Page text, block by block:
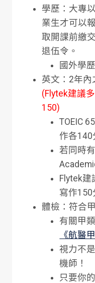
學歷：大專
業生才可以
取開課前繳
退伍令。
國外學
英文：2年內
(Flytek建議
150)
TOEIC
作各140
若同時有
Flytek
寫作150
體檢：符合
有關甲
《航醫
視力不
機師！
只要你